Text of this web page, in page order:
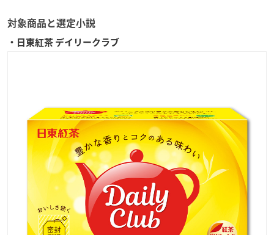
対象商品と選定小説
・日東紅茶 デイリークラブ